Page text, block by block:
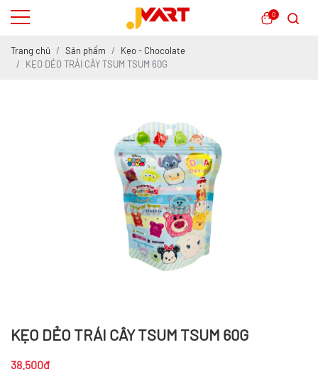
0
Trang chủ Sản phẩm
Kẹo - Chocolate
KẸO DẺO TRÁI CÂY TSUM TSUM 60G
KẸO DẺO TRÁI CÂY TSUM TSUM 60G
38.500đ